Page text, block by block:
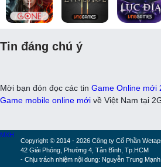
Tin đáng chú ý
Mời bạn đón đọc các tin Game Online mới
Game mobile online mới về Việt Nam tại
Copyright © 2014 - 2026 Công ty Cổ Phần
42 Giải Phóng, Phường 4, Tân Bình, Tp.HCM
- Chịu trách nhiệm nội dung: Nguyễn Trung Mạnh
MXH